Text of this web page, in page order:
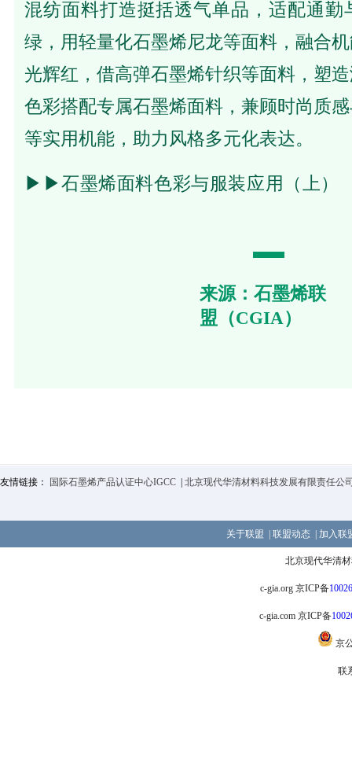
混纺面料打造挺括透气单品，适配通勤
绿，用轻量化石墨烯尼龙等面料，融合
光辉红，借高弹石墨烯针织等面料，塑
色彩搭配专属石墨烯面料，兼顾时尚质
等实用机能，助力风格多元化表达。
▶▶石墨烯面料色彩与服装应用（上）
来源：石墨烯联
盟（CGIA）
友情链接： 国际石墨烯产品认证中心IGCC 北京现代华清材料科技发展有限责任公
关于联盟 联盟动态 加入联
北京现代华清
c-gia.org 京ICP备
c-gia.com 京ICP备
京
联